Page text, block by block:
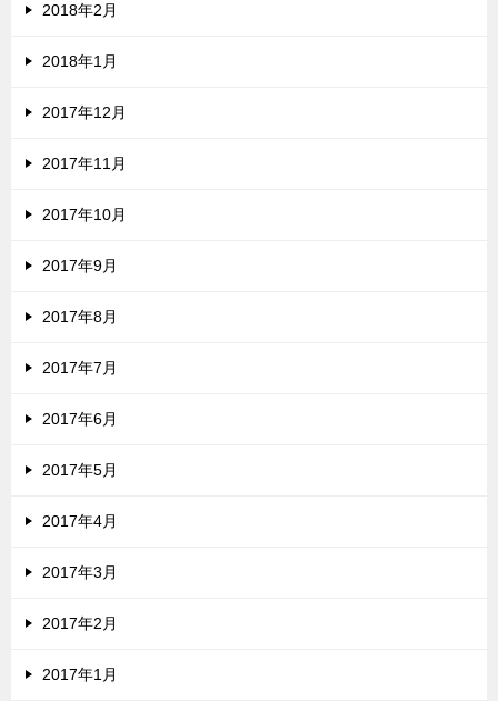
2018年2月
2018年1月
2017年12月
2017年11月
2017年10月
2017年9月
2017年8月
2017年7月
2017年6月
2017年5月
2017年4月
2017年3月
2017年2月
2017年1月